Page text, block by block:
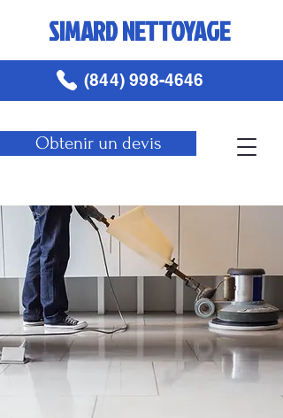
SIMARD NETTOYAGE
Obtenir un devis
(844) 998-4646